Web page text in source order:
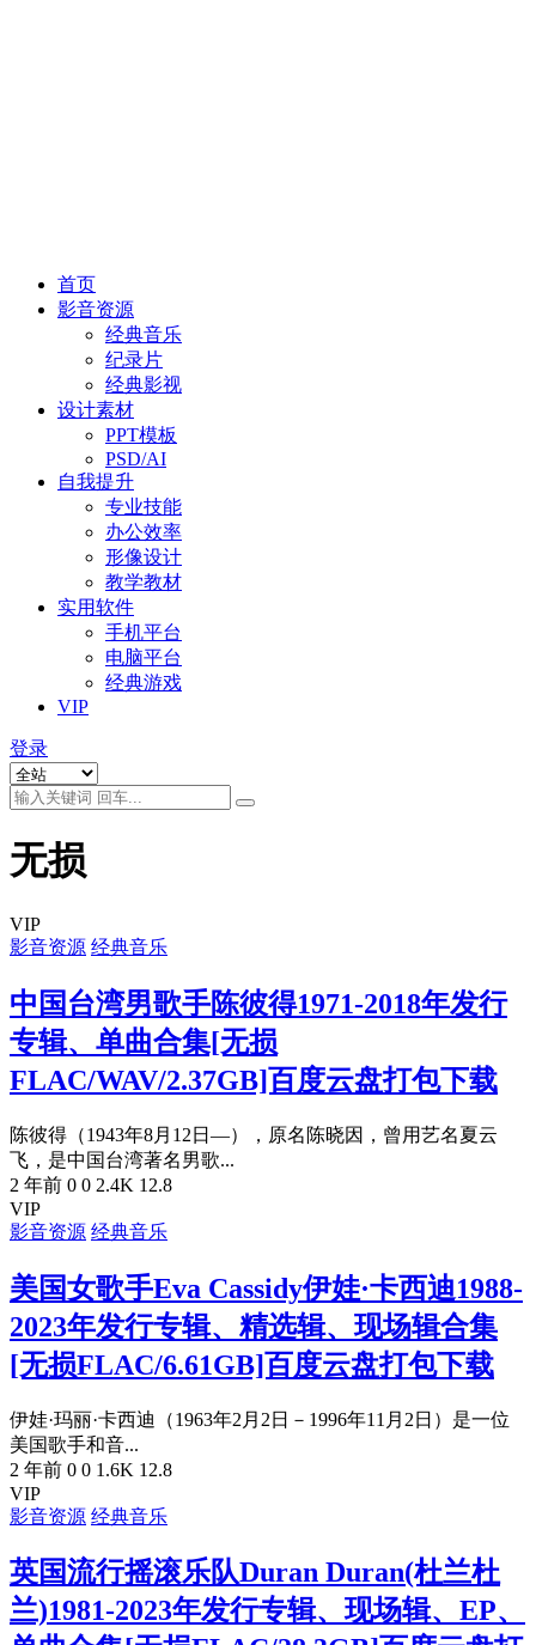
首页
影音资源
经典音乐
纪录片
经典影视
设计素材
PPT模板
PSD/AI
自我提升
专业技能
办公效率
形像设计
教学教材
实用软件
手机平台
电脑平台
经典游戏
VIP
登录
无损
VIP
影音资源 经典音乐
中国台湾男歌手陈彼得1971-2018年发行
专辑、单曲合集[无损
FLAC/WAV/2.37GB]百度云盘打包下载
陈彼得（1943年8月12日—），原名陈晓因，曾用艺名夏云
飞，是中国台湾著名男歌...
2 年前 0 0 2.4K 12.8
VIP
影音资源 经典音乐
美国女歌手Eva Cassidy伊娃·卡西迪1988-
2023年发行专辑、精选辑、现场辑合集
[无损FLAC/6.61GB]百度云盘打包下载
伊娃·玛丽·卡西迪（1963年2月2日－1996年11月2日）是一位
美国歌手和音...
2 年前 0 0 1.6K 12.8
VIP
影音资源 经典音乐
英国流行摇滚乐队Duran Duran(杜兰杜
兰)1981-2023年发行专辑、现场辑、EP、